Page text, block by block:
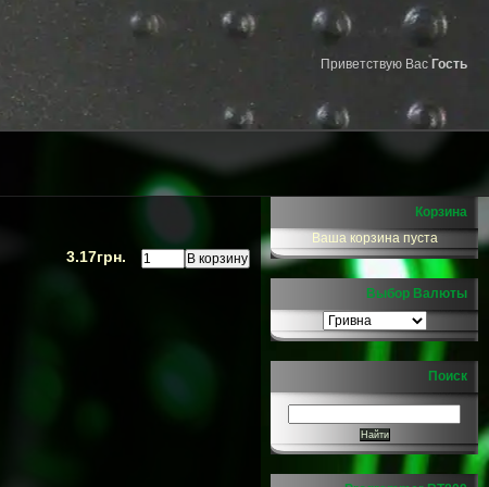
Приветствую Вас Гость
3.17грн.
Корзина
Ваша корзина пуста
Выбор Валюты
Поиск